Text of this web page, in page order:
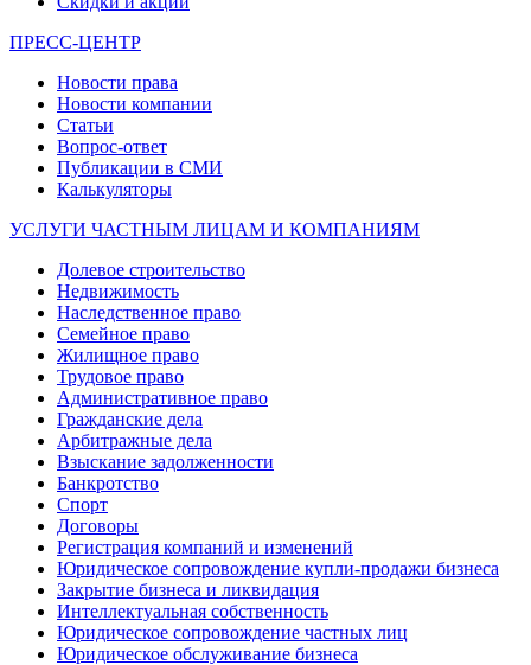
ПРЕСС-ЦЕНТР
Новости права
Новости компании
Статьи
Вопрос-ответ
Публикации в СМИ
Калькуляторы
УСЛУГИ ЧАСТНЫМ ЛИЦАМ И КОМПАНИЯМ
Долевое строительство
Недвижимость
Наследственное право
Семейное право
Жилищное право
Трудовое право
Административное право
Гражданские дела
Арбитражные дела
Взыскание задолженности
Банкротство
Спорт
Договоры
Регистрация компаний и изменений
Юридическое сопровождение купли-продажи бизнеса
Закрытие бизнеса и ликвидация
Интеллектуальная собственность
Юридическое сопровождение частных лиц
Юридическое обслуживание бизнеса